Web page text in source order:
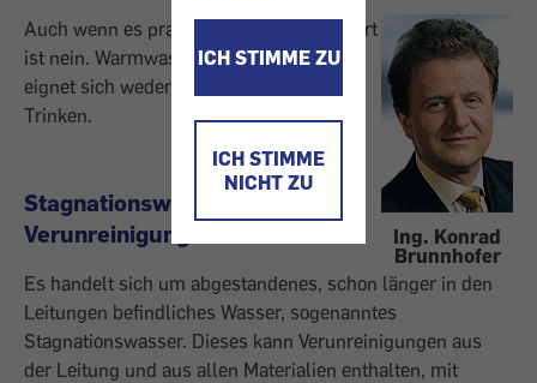
ICH STIMME ZU
ICH STIMME
NICHT ZU
Ing. Konrad
Brunnhofer
Auch wenn es praktisch wäre, die Antwort
ist nein. Warmwasser aus der Leitung
eignet sich weder zum Kochen noch zum
Trinken.
Stagnationswasser kann
Verunreinigungen enthalten
Es handelt sich um abgestandenes, schon länger in den
Leitungen befindliches Wasser, sogenanntes
Stagnationswasser. Dieses kann Verunreinigungen aus
der Leitung und aus allen Materialien enthalten, mit